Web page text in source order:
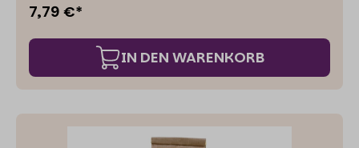
7,79 €*
IN DEN WARENKORB